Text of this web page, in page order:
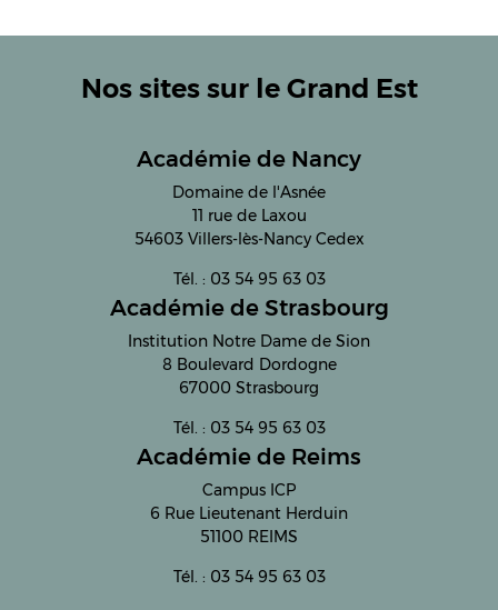
Nos sites sur le Grand Est
Académie de Nancy
Domaine de l'Asnée
11 rue de Laxou
54603 Villers-lès-Nancy Cedex
Tél. : 03 54 95 63 03
Académie de Strasbourg
Institution Notre Dame de Sion
8 Boulevard Dordogne
67000 Strasbourg
Tél. : 03 54 95 63 03
Académie de Reims
Campus ICP
6 Rue Lieutenant Herduin
51100 REIMS
Tél. : 03 54 95 63 03